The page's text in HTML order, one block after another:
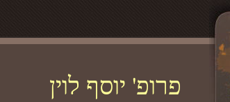
פרופ' יוסף לוין